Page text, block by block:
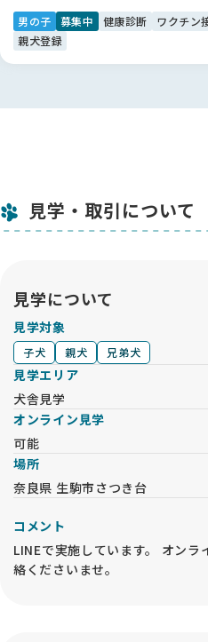
掲載されている選定基準にとて
noteも拝読して「ここなら間違
はまだ関西圏の登録ブリーダー
ではなくBreederFamiliesさん
男の子 募集中 健康診断
ワクチン
親犬登録
見学・取引について
見学について
見学対象
子犬 親犬 兄弟犬
見学エリア
犬舎見学
オンライン見学
可能
場所
奈良県 生駒市さつき台
コメント
LINEで実施しています。 オン
絡くださいませ。